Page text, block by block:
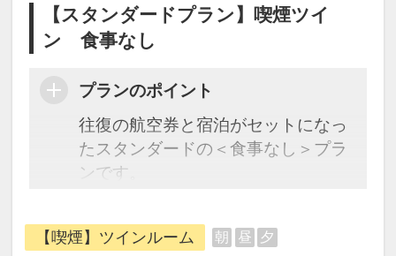
【スタンダードプラン】喫煙ツイ
ン 食事なし
プランのポイント
往復の航空券と宿泊がセットになっ
たスタンダードの＜食事なし＞プラ
ンです。
できるダイナミックパッケージだか
ら、一都市滞在はもちろん周遊旅行
【喫煙】ツインルーム 朝 昼 夕